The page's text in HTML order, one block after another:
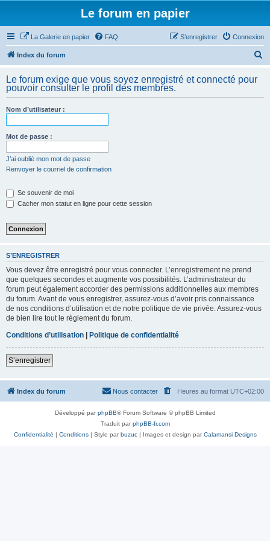
Le forum en papier
La Galerie en papier FAQ Connexion
S’enregistrer
Index du forum
h
Le forum exige que vous soyez enregistré et connecté pour
pouvoir consulter le profil des membres.
Nom d’utilisateur :
Mot de passe :
J’ai oublié mon mot de passe
Renvoyer le courriel de confirmation
Se souvenir de moi
Cacher mon statut en ligne pour cette session
S’ENREGISTRER
Vous devez être enregistré pour vous connecter. L’enregistrement ne prend
que quelques secondes et augmente vos possibilités. L’administrateur du
forum peut également accorder des permissions additionnelles aux membres
du forum. Avant de vous enregistrer, assurez-vous d’avoir pris connaissance
de nos conditions d’utilisation et de notre politique de vie privée. Assurez-vous
de bien lire tout le règlement du forum.
Conditions d’utilisation | Politique de confidentialité
S’enregistrer
Index du forum Heures au format UTC+02:00
Nous contacter
Développé parphpBB® Forum Software © phpBB Limited
Traduit parphpBB-fr.com
Confidentialité | Conditions| Style parbuzuc| Images et design parCalamansi Designs